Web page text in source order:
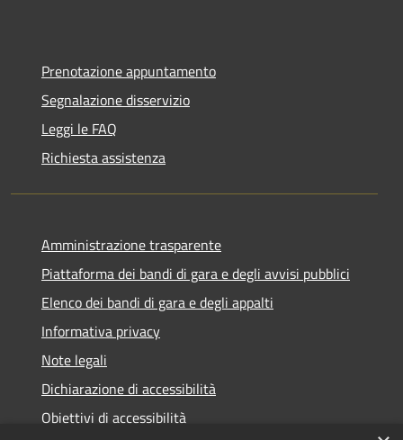
Prenotazione appuntamento
Segnalazione disservizio
Leggi le FAQ
Richiesta assistenza
Amministrazione trasparente
Piattaforma dei bandi di gara e degli avvisi pubblici
Elenco dei bandi di gara e degli appalti
Informativa privacy
Note legali
Dichiarazione di accessibilità
Obiettivi di accessibilità